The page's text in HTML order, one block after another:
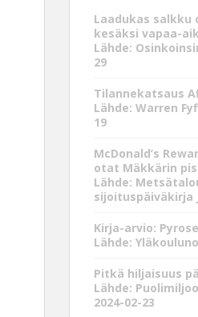
Laadukas
kesäksi vapaa-
Lähde:
29
Tilannekatsaus
Lähde: Warren
19
McDonald’s
otat Mäkkärin
Lähde:
sijoituspäiväkirja
Kirja-arvio:
Lähde:
Pitkä hiljaisuus
Lähde:
2024-02-23